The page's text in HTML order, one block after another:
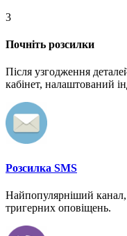
3
Почніть розсилки
Після узгодження
кабінет, налаштований
Розсилка SMS
Найпопулярніший канал,
тригерних оповіщень.